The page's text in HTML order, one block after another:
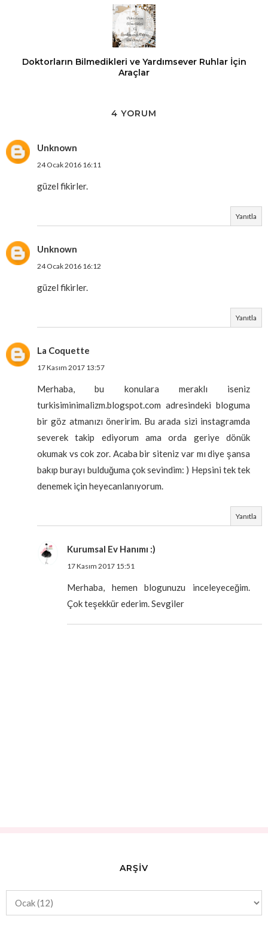
Doktorların Bilmedikleri ve Yardımsever Ruhlar İçin
Araçlar
4 YORUM
Unknown
24 Ocak 2016 16:11
güzel fikirler.
Yanıtla
Unknown
24 Ocak 2016 16:12
güzel fikirler.
Yanıtla
La Coquette
17 Kasım 2017 13:57
Merhaba, bu konulara meraklı iseniz
turkisiminimalizm.blogspot.com adresindeki bloguma
bir göz atmanızı öneririm. Bu arada sizi instagramda
severek takip ediyorum ama orda geriye dönük
okumak vs cok zor. Acaba bir siteniz var mı diye şansa
bakıp burayı bulduğuma çok sevindim: ) Hepsini tek tek
denemek için heyecanlanıyorum.
Yanıtla
Kurumsal Ev Hanımı :)
17 Kasım 2017 15:51
Merhaba, hemen blogunuzu inceleyeceğim.
Çok teşekkür ederim. Sevgiler
ARŞİV